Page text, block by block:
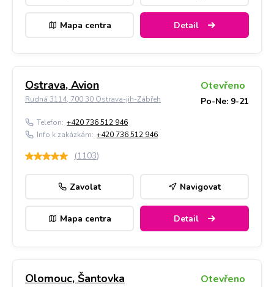
Mapa centra Detail
Ostrava, Avion
Rudná 3114, 700 30 Ostrava-jih-Zábřeh
Otevřeno
Po-Ne: 9-21
Telefon: +420 736 512 946
Info k zakázkám: +420 736 512 946
(1103)
Zavolat Navigovat
Mapa centra Detail
Olomouc, Šantovka Otevřeno